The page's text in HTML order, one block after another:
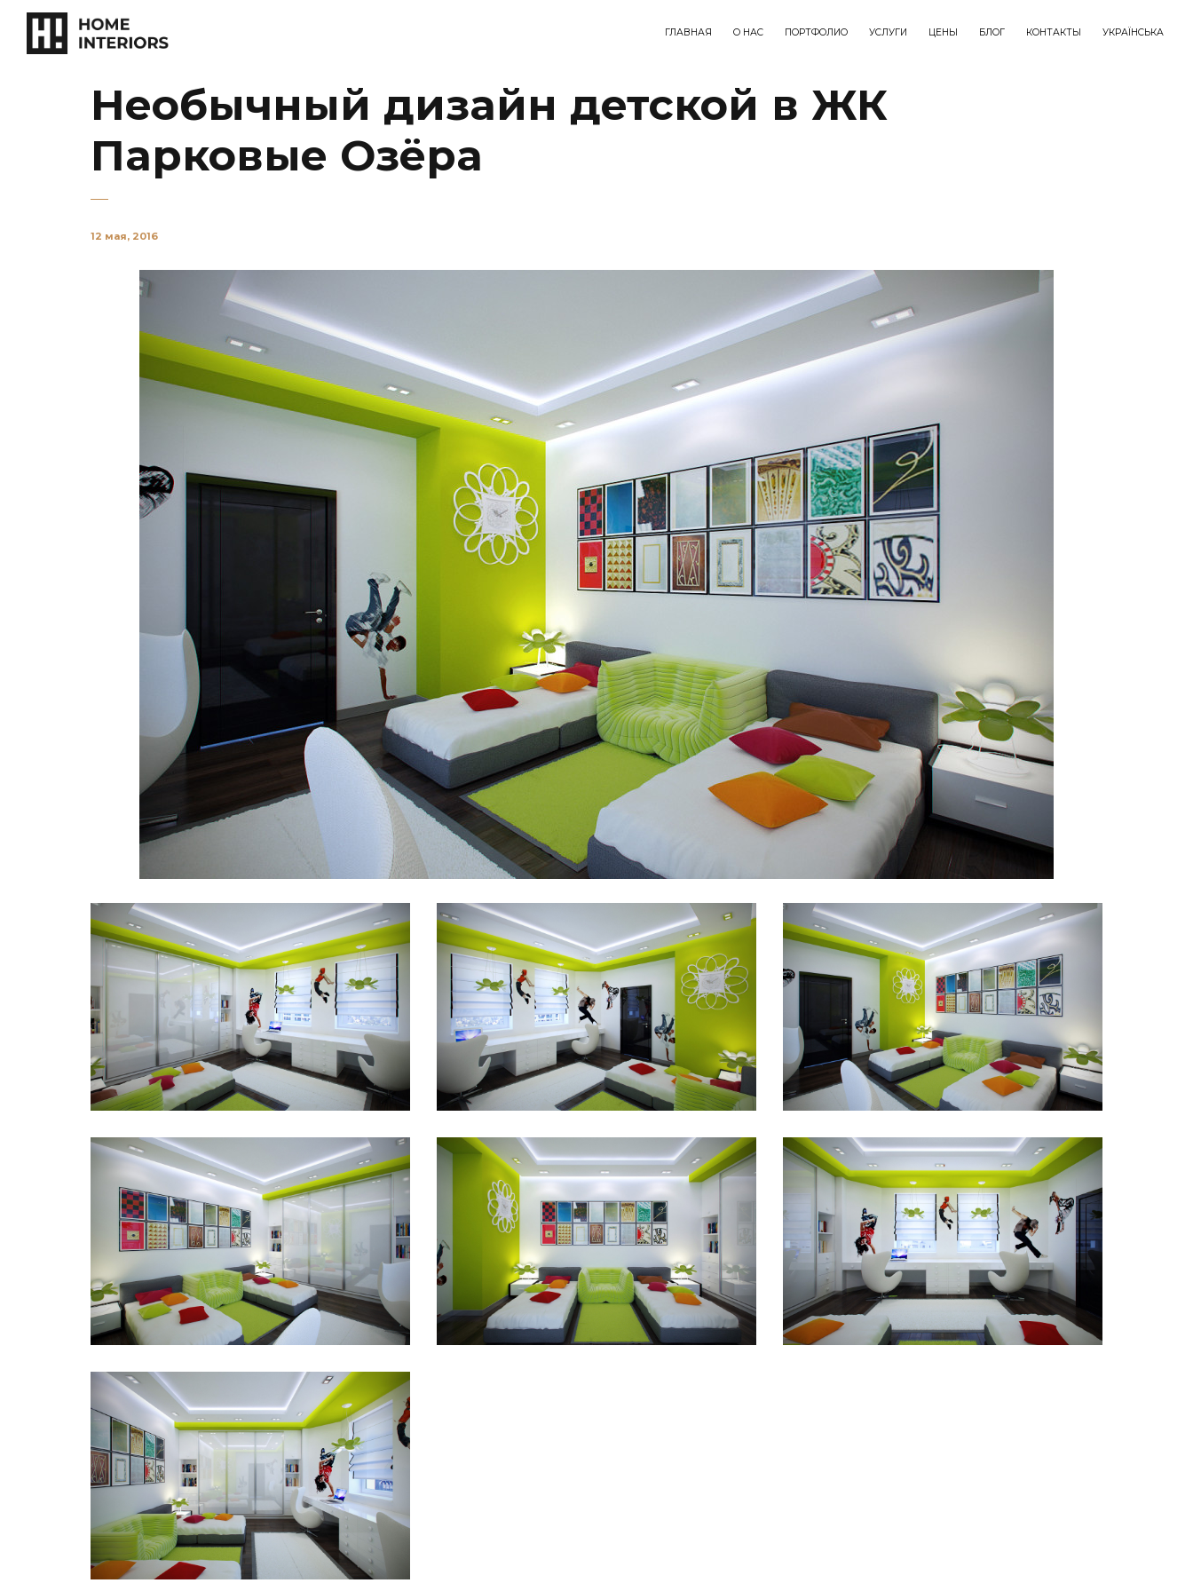
ГЛАВНАЯ О НАС ПОРТФОЛИО УСЛУГИ ЦЕНЫ БЛОГ КОНТАКТЫ УКРАЇНСЬКА
Необычный дизайн детской в ЖК
Парковые Озёра
12 мая, 2016